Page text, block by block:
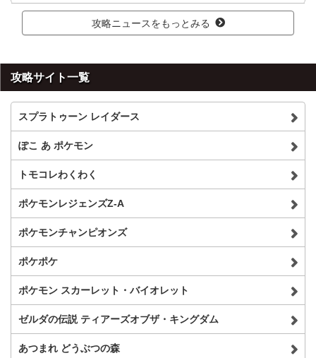
攻略ニュースをもっとみる
攻略サイト一覧
スプラトゥーン レイダース
ぽこ あ ポケモン
トモコレわくわく
ポケモンレジェンズZ-A
ポケモンチャンピオンズ
ポケポケ
ポケモン スカーレット・バイオレット
ゼルダの伝説 ティアーズオブザ・キングダム
あつまれ どうぶつの森